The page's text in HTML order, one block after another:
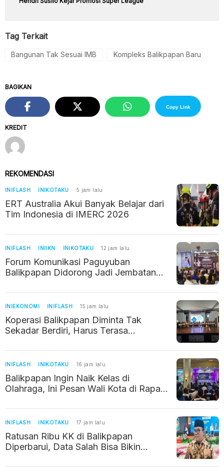
Tag Terkait
Bangunan Tak Sesuai IMB Kompleks Balikpapan Baru
KREDIT
BAGIKAN
Copy Link
REKOMENDASI
INIFLASH INIKOTAKU 5 jam lalu
ERT Australia Akui Banyak Belajar dari
Tim Indonesia di IMERC 2026
INIFLASH INIIKN INIKOTAKU 12 jam lalu
Forum Komunikasi Paguyuban
Balikpapan Didorong Jadi Jembatan
INIEKONOMI INIFLASH 15 jam lalu
Koperasi Balikpapan Diminta Tak
Sekadar Berdiri, Harus Terasa
INIFLASH INIKOTAKU 16 jam lalu
Balikpapan Ingin Naik Kelas di
Olahraga, Ini Pesan Wali Kota di Rapat
INIFLASH INIKOTAKU 17 jam lalu
Ratusan Ribu KK di Balikpapan
Diperbarui, Data Salah Bisa Bikin